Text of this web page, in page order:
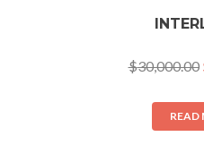
$30,000.00
READ